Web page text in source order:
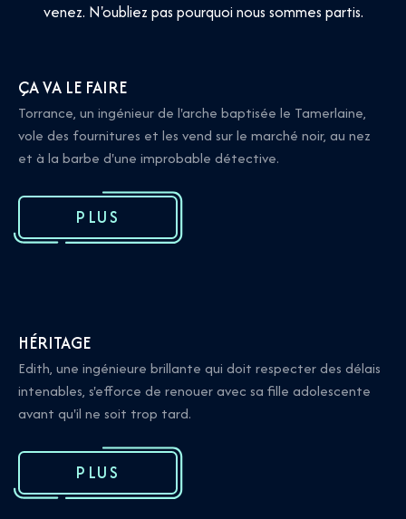
venez. N'oubliez pas pourquoi nous sommes partis.
ÇA VA LE FAIRE
Torrance, un ingénieur de l'arche baptisée le Tamerlaine,
vole des fournitures et les vend sur le marché noir, au nez
et à la barbe d'une improbable détective.
PLUS
HÉRITAGE
Edith, une ingénieure brillante qui doit respecter des délais
intenables, s'efforce de renouer avec sa fille adolescente
avant qu'il ne soit trop tard.
PLUS